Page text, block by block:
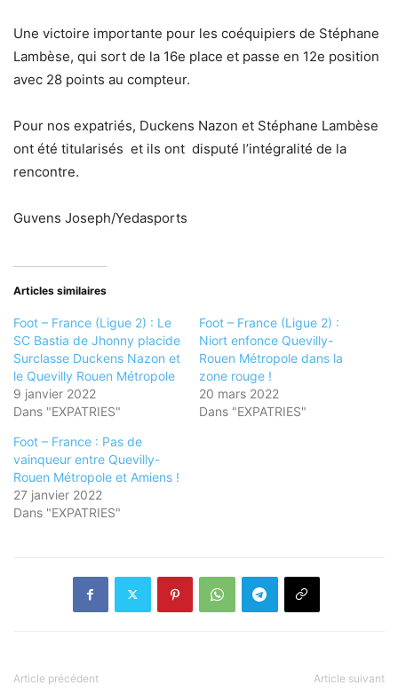
Une victoire importante pour les coéquipiers de Stéphane
Lambèse, qui sort de la 16e place et passe en 12e position
avec 28 points au compteur.
Pour nos expatriés, Duckens Nazon et Stéphane Lambèse
ont été titularisés et ils ont disputé l’intégralité de la
rencontre.
Guvens Joseph/Yedasports
Articles similaires
Foot – France (Ligue 2) : Le
SC Bastia de Jhonny placide
Surclasse Duckens Nazon et
le Quevilly Rouen Métropole
9 janvier 2022
Dans "EXPATRIES"
Foot – France (Ligue 2) :
Niort enfonce Quevilly-
Rouen Métropole dans la
zone rouge !
20 mars 2022
Dans "EXPATRIES"
Foot – France : Pas de
vainqueur entre Quevilly-
Rouen Métropole et Amiens !
27 janvier 2022
Dans "EXPATRIES"
Article précédent Article suivant